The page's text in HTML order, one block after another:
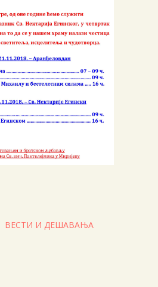
ВЕСТИ И ДЕШАВАЊА